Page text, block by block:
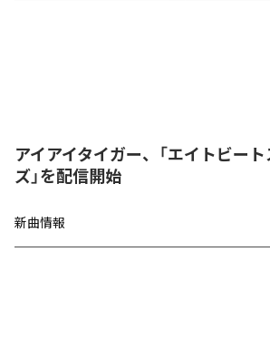
アイアイタイガー、「エイトビー
ズ」を配信開始
新曲情報